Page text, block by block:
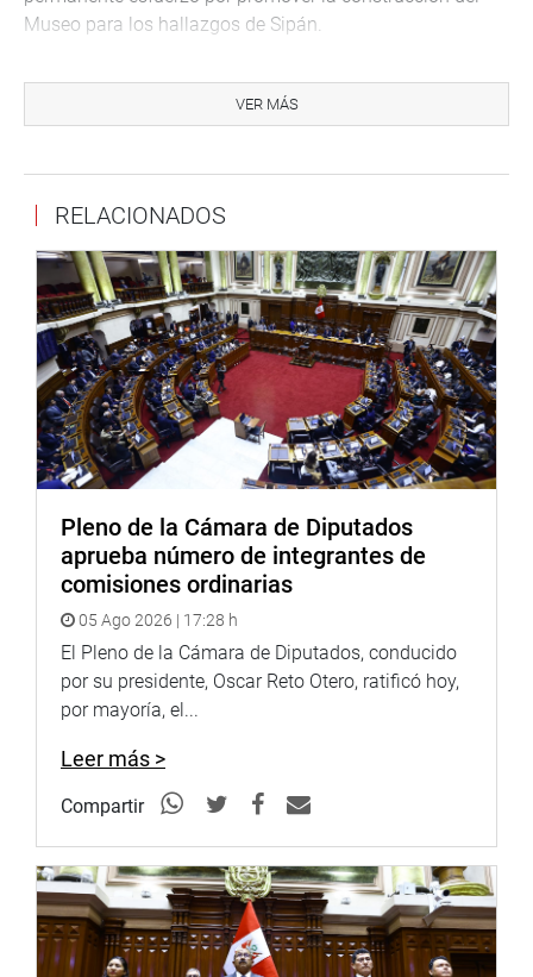
Museo para los hallazgos de Sipán.
realizó en el auditorio del Museo Tumbas Reales de
Sipán, que está considerado como una de los diez
Antes de presidir esta ceremonia, la titular del Congreso
inauguró el Instituto Educativo 416, ubicado en el caserío
de Quemazón, perteneciente al distrito de Morrope.
OFICINA DE COMUNICACIONES
VER MÁS
RELACIONADOS
Pleno de la Cámara de Diputados
aprueba número de integrantes de
comisiones ordinarias
05 Ago 2026 | 17:28 h
El Pleno de la Cámara de Diputados, conducido
por su presidente, Oscar Reto Otero, ratificó hoy,
por mayoría, el...
Leer más >
Compartir